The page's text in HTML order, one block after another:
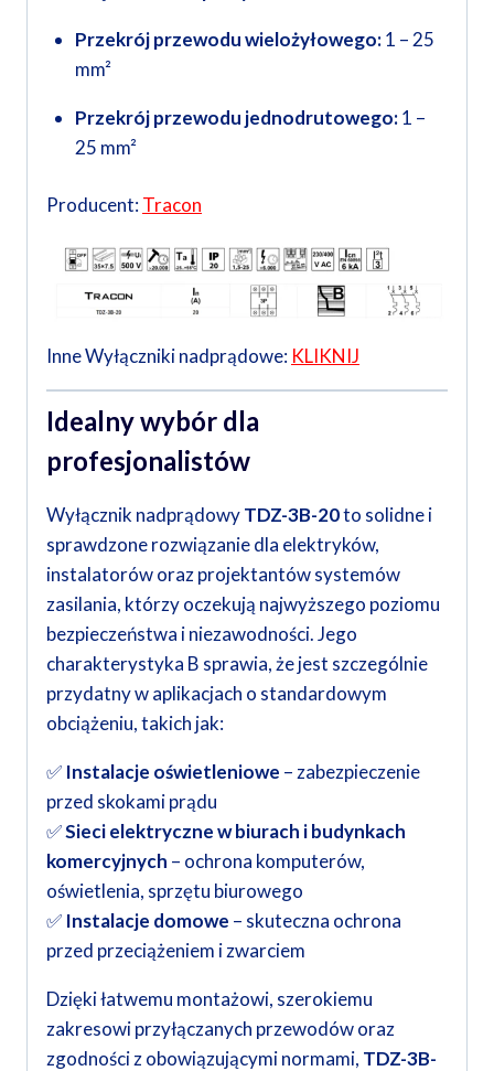
Przekrój przewodu wielożyłowego:1 – 25
mm²
Przekrój przewodu jednodrutowego:1 –
25 mm²
Producent:Tracon
Inne Wyłączniki nadprądowe: KLIKNIJ
Idealny wybór dla
profesjonalistów
Wyłącznik nadprądowyTDZ-3B-20to solidne i
sprawdzone rozwiązanie dla elektryków,
instalatorów oraz projektantów systemów
zasilania, którzy oczekują najwyższego poziomu
bezpieczeństwa i niezawodności. Jego
charakterystyka B sprawia, że jest szczególnie
przydatny w aplikacjach o standardowym
obciążeniu, takich jak:
✅ Instalacje oświetleniowe – zabezpieczenie
przed skokami prądu
✅Sieci elektryczne w biurach i budynkach
komercyjnych – ochrona komputerów,
oświetlenia, sprzętu biurowego
✅ Instalacje domowe – skuteczna ochrona
przed przeciążeniem i zwarciem
Dzięki łatwemu montażowi, szerokiemu
zakresowi przyłączanych przewodów oraz
zgodności z obowiązującymi normami, TDZ-3B-